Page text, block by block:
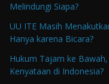
Melindungi Siapa?
UU ITE Masih
Hanya karena Bicara?
Hukum Tajam ke
Kenyataan di Indonesia?